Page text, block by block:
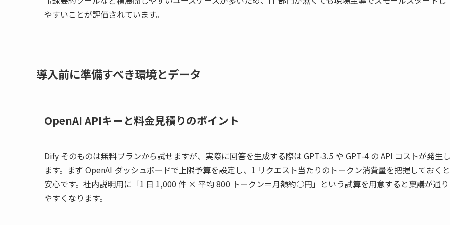
やすいことが評価されています。
導入前に準備すべき環境とデータ
OpenAI APIキーと料金見積りのポイント
Dify そのものは無料プランから試せますが、実際に回答を生成する際は GPT-3.5 や GPT-4 の API コストが発生
ます。まず OpenAI ダッシュボードで上限予算を設定し、1 リクエスト当たりのトークン消費量を把握しておくと
安心です。社内説明用に「1 日 1,000 件 × 平均 800 トークン＝月額約○円」という試算を用意すると稟議が通り
やすくなります。